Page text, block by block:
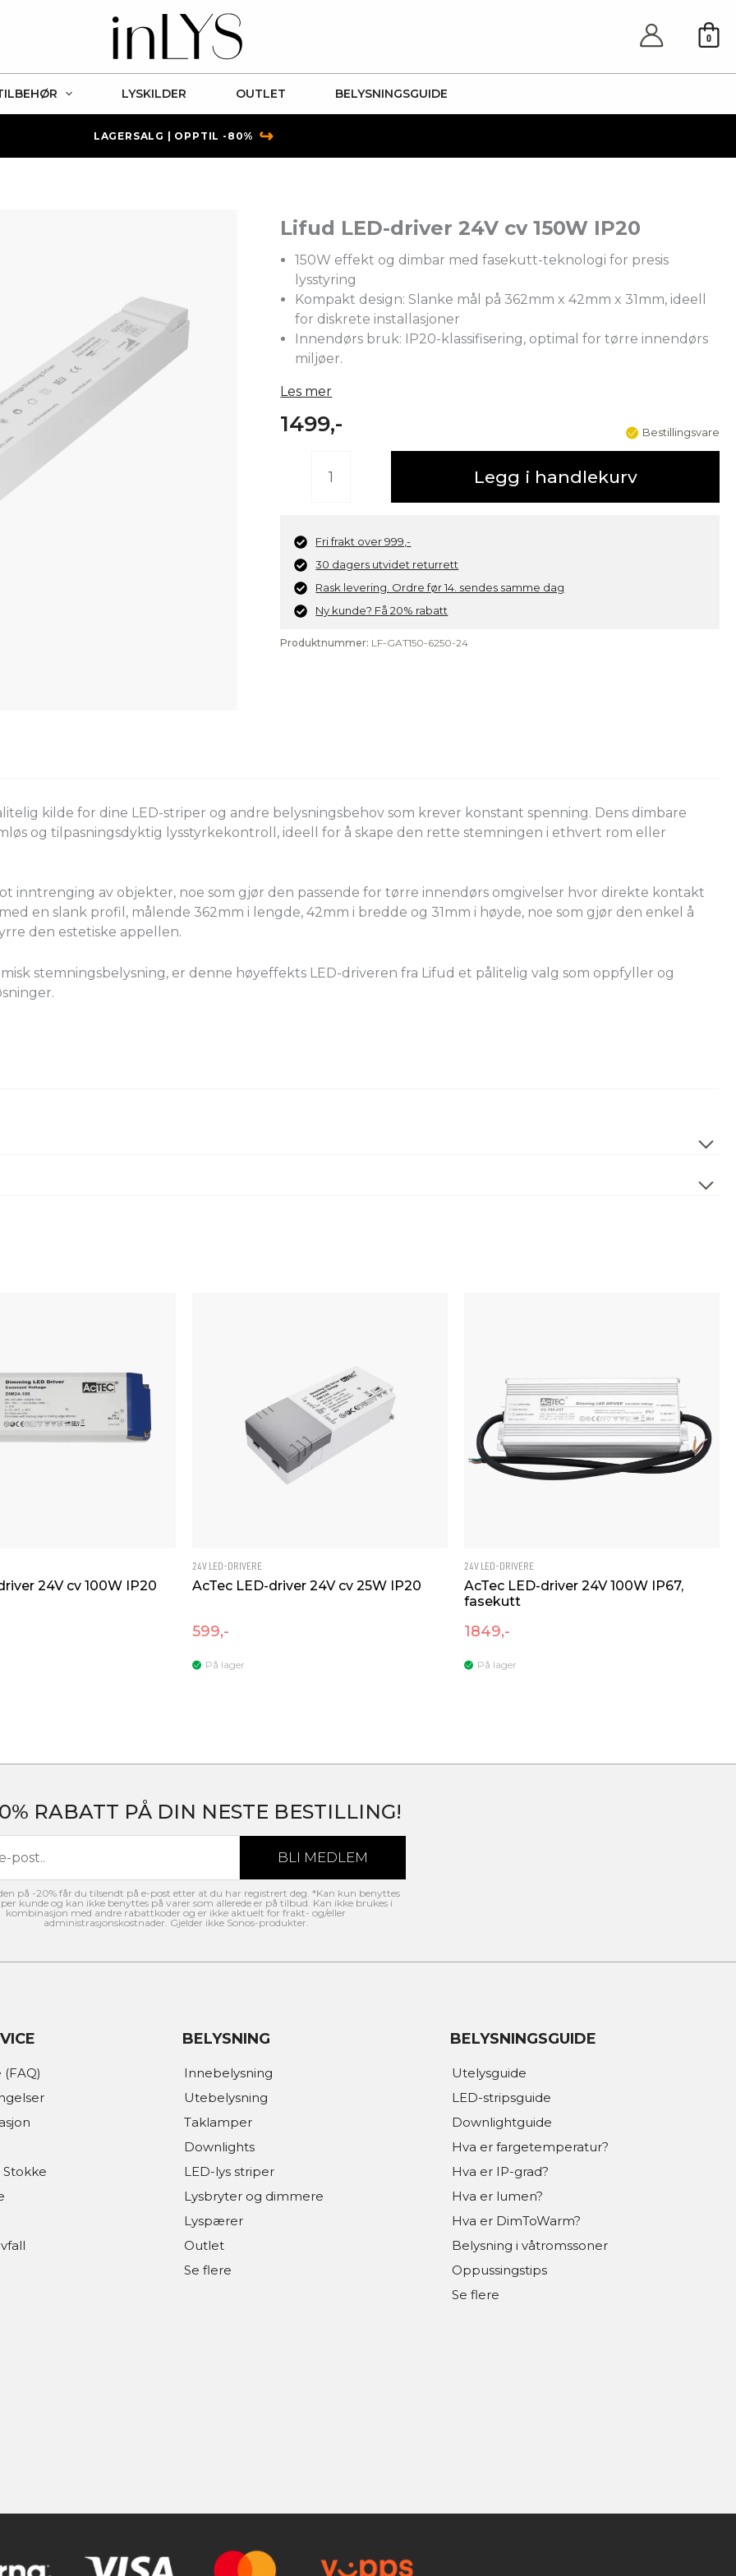
0
LYSKILDER OUTLET BELYSNINGSGUIDE
LAGERSALG | OPPTIL -80% ↪
Lifud LED-driver 24V cv 150W IP20
150W effekt og dimbar med fasekutt-teknologi for presis
lysstyring
Kompakt design: Slanke mål på 362mm x 42mm x 31mm, ideell
for diskrete installasjoner
Innendørs bruk: IP20-klassifisering, optimal for tørre innendørs
miljøer.
Les mer
1499,- Bestillingsvare
cv
150W
IP20
antall
Legg i handlekurv
Fri frakt over 999,-
30 dagers utvidet returrett
Rask levering. Ordre før 14. sendes samme dag
Ny kunde? Få 20% rabatt
Produktnummer: LF-GAT150-6250-24
kilde for dine LED-striper og andre belysningsbehov som krever konstant spenning. Dens dimbare
og tilpasningsdyktig lysstyrkekontroll, ideell for å skape den rette stemningen i ethvert rom eller
inntrenging av objekter, noe som gjør den passende for tørre innendørs omgivelser hvor direkte kontakt
en slank profil, målende 362mm i lengde, 42mm i bredde og 31mm i høyde, noe som gjør den enkel å
den estetiske appellen.
stemningsbelysning, er denne høyeffekts LED-driveren fra Lifud et pålitelig valg som oppfyller og
PRODUSENTDATA
24V cv 100W IP20
24V LED-DRIVERE
AcTec LED-driver 24V cv 25W IP20
599,-
På lager
24V LED-DRIVERE
AcTec LED-driver 24V 100W IP67,
fasekutt
1849,-
På lager
RABATT PÅ DIN NESTE BESTILLING!
på -20% får du tilsendt på e-post etter at du har registrert deg. *Kan kun benyttes
kunde og kan ikke benyttes på varer som allerede er på tilbud. Kan ikke brukes i
kombinasjon med andre rabattkoder og er ikke aktuelt for frakt- og/eller
administrasjonskostnader. Gjelder ikke Sonos-produkter.
BELYSNING
Innebelysning
Utebelysning
Taklamper
Downlights
LED-lys striper
Lysbryter og dimmere
Lyspærer
Outlet
Se flere
BELYSNINGSGUIDE
Utelysguide
LED-stripsguide
Downlightguide
Hva er fargetemperatur?
Hva er IP-grad?
Hva er lumen?
Hva er DimToWarm?
Belysning i våtromssoner
Oppussingstips
Se flere